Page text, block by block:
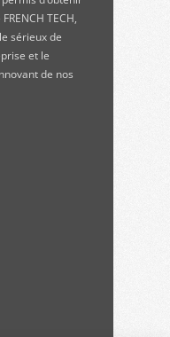
TECH,
sérieux de
et le
de nos